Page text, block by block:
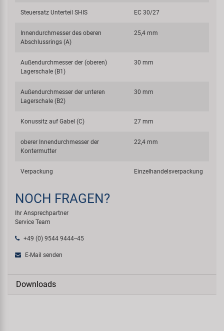
Steuersatz Unterteil SHIS EC 30/27
Innendurchmesser des oberen
Abschlussrings (A)
25,4 mm
Außendurchmesser der (oberen)
Lagerschale (B1)
30 mm
Außendurchmesser der unteren
Lagerschale (B2)
30 mm
Konussitz auf Gabel (C) 27 mm
oberer Innendurchmesser der
Kontermutter
22,4 mm
Verpackung Einzelhandelsverpackung
NOCH FRAGEN?
Ihr Ansprechpartner
Service Team
+49 (0) 9544 9444--45
E-Mail senden
Downloads